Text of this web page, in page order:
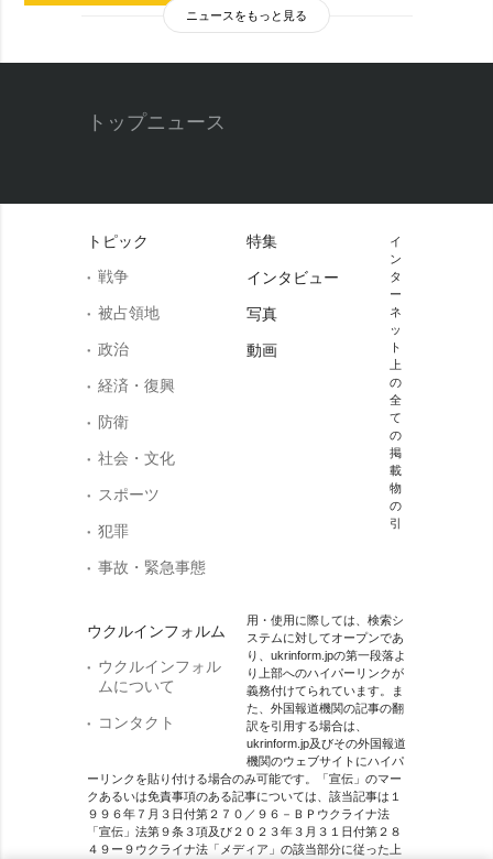
ニュースをもっと見る
トップニュース
トピック
戦争
被占領地
政治
経済・復興
防衛
社会・文化
スポーツ
犯罪
事故・緊急事態
ウクルインフォルム
ウクルインフォル
ムについて
コンタクト
特集
インタビュー
写真
動画
イ
ン
タ
ー
ネ
ッ
ト
上
の
全
て
の
掲
載
物
の
引
用・使用に際しては、検索シ
ステムに対してオープンであ
り、ukrinform.jpの第一段落よ
り上部へのハイパーリンクが
義務付けてられています。ま
た、外国報道機関の記事の翻
訳を引用する場合は、
ukrinform.jp及びその外国報道
機関のウェブサイトにハイパ
ーリンクを貼り付ける場合のみ可能です。「宣伝」のマー
クあるいは免責事項のある記事については、該当記事は１
９９６年７月３日付第２７０／９６－ＢＰウクライナ法
「宣伝」法第９条３項及び２０２３年３月３１日付第２８
４９ー９ウクライナ法「メディア」の該当部分に従った上